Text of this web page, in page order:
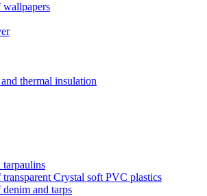
thermal insulation
Crystal soft PVC plastics
and tarps